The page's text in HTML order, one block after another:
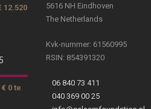
12.520
€ 0 te
5616 NH Eindhoven
The Netherlands
Kvk-nummer: 61560995
RSIN: 854391320
06 840 73 411
040 369 00 25